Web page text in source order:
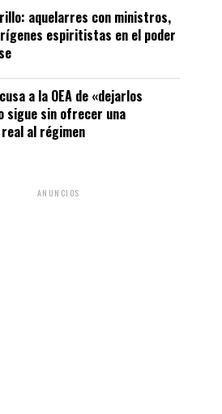
aquelarres con ministros,
espiritistas en el poder
a la OEA de «dejarlos
sigue sin ofrecer una
al régimen
ANUNCIOS